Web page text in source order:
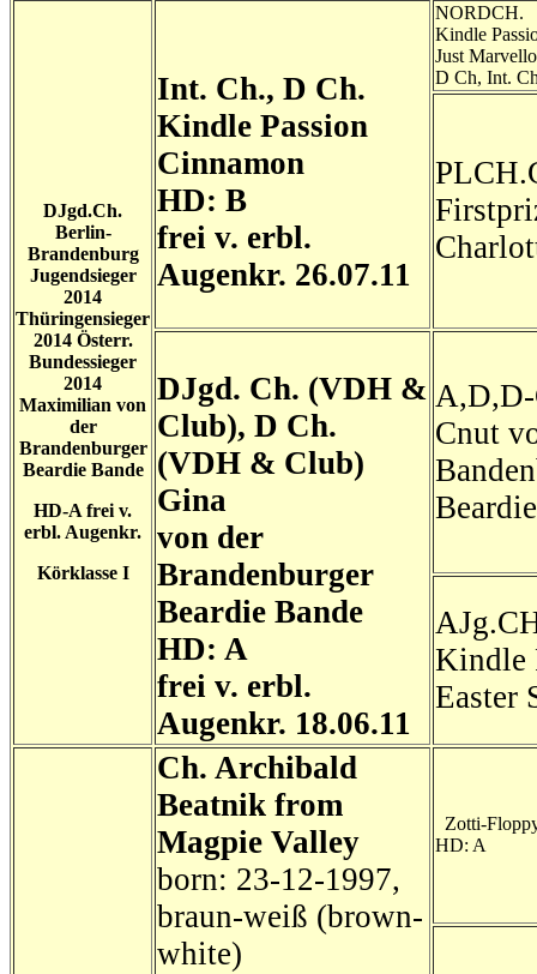
DJgd.Ch.
Berlin-
Brandenburg
Jugendsieger
2014
Thüringensieger
2014 Österr.
Bundessieger
2014
Maximilian von
der
Brandenburger
Beardie Bande
HD-A frei v.
erbl. Augenkr.
Körklasse I
Int. Ch., D Ch.
Kindle Passion
Cinnamon
HD: B
frei v. erbl.
Augenkr. 26.07.11
NORDCH.
Kindle
Just
D Ch, Int.
DJgd. Ch. (VDH &
Club), D Ch.
(VDH & Club)
Gina
von der
Brandenburger
Beardie Bande
HD: A
frei v. erbl.
Augenkr. 18.06.11
Cnut
Kindle
Easter
Ch. Archibald
Beatnik from
Magpie Valley
born: 23-12-1997,
braun-weiß (brown-
white)
Zotti-
HD: A